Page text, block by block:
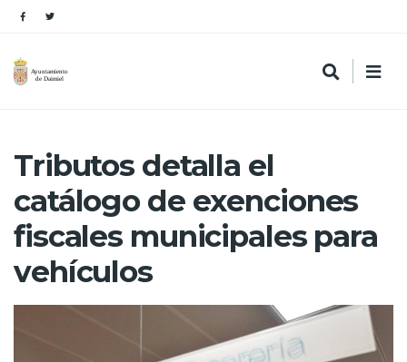
Tributos detalla el
catálogo de exenciones
fiscales municipales para
vehículos